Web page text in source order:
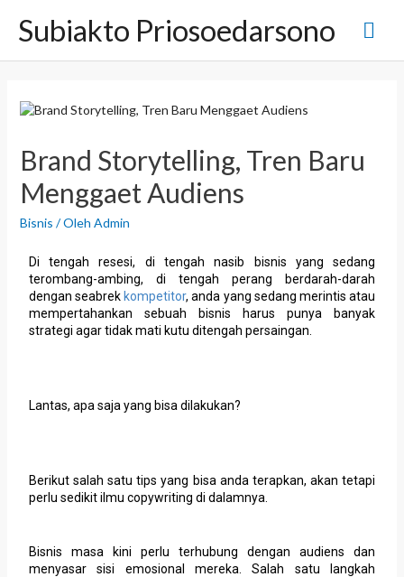
Subiakto Priosoedarsono
Brand Storytelling, Tren Baru
Menggaet Audiens
Bisnis / Oleh Admin
Di tengah resesi, di tengah nasib bisnis yang sedang
terombang-ambing, di tengah perang berdarah-darah
dengan seabrek kompetitor, anda yang sedang merintis atau
mempertahankan sebuah bisnis harus punya banyak
strategi agar tidak mati kutu ditengah persaingan.
Lantas, apa saja yang bisa dilakukan?
Berikut salah satu tips yang bisa anda terapkan, akan tetapi
perlu sedikit ilmu copywriting di dalamnya.
Bisnis masa kini perlu terhubung dengan audiens dan
menyasar sisi emosional mereka. Salah satu langkah